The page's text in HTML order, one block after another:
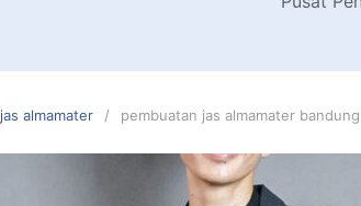
jas almamater pembuatan jas almamater bandung